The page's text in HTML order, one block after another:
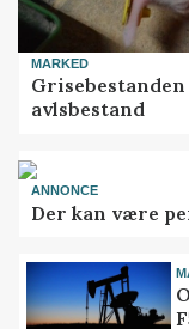
MARKED
avlsbestand
ANNONCE
Der kan være